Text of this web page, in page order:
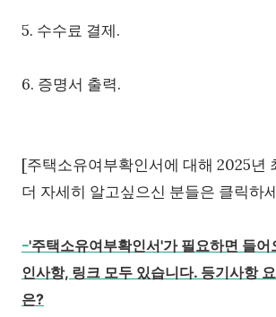
5. 수수료 결제.
6. 증명서 출력.
[주택소유여부확인서에 대해 2025년
더 자세히 알고싶으신 분들은 클릭하
-'주택소유여부확인서'가 필요하면 들어
인사항, 링크 모두 있습니다. 등기사항
은?